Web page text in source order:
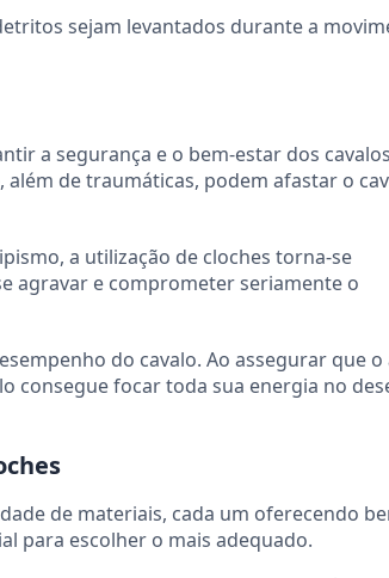
sejam levantados durante a
a segurança e o bem-estar dos cavalos
de traumáticas, podem afastar o
a utilização de cloches torna-se
agravar e comprometer seriamente o
do cavalo. Ao assegurar que o
consegue focar toda sua energia no
de materiais, cada um oferecendo
para escolher o mais adequado.